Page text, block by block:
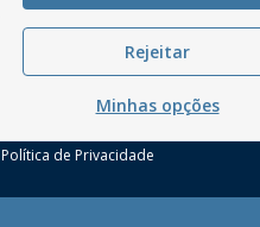
Manual de Navegação
Serviços Internos
Política de Privacidade
Rejeitar
Minhas opções